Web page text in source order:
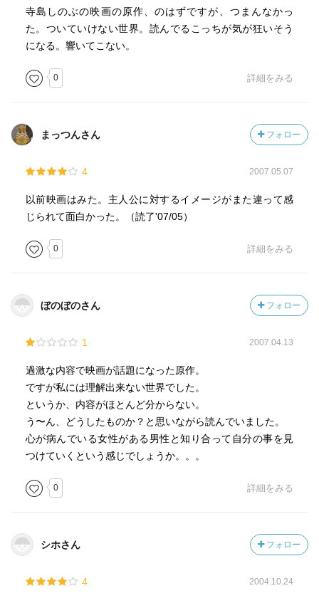
寺島しのぶの映画の原作、のはずですが、つまんなかっ
た。ついていけない世界。読んでるこっちが気が狂いそう
になる。響いてこない。
0 詳細をみる
まっつんさん フォロー
4 2007.05.07
以前映画はみた。主人公に対するイメージがまた違って感
じられて面白かった。（読了'07/05）
0 詳細をみる
ぼのぼのさん フォロー
1 2007.04.13
過激な内容で映画が話題になった原作。
ですが私には理解出来ない世界でした。
というか、内容がほとんど分からない。
う〜ん、どうしたものか？と思いながら読んでいました。
心が病んでいる女性がある男性と知り合って自分の事を見
つけていくという感じでしょうか。。。
0 詳細をみる
シホさん フォロー
4 2004.10.24